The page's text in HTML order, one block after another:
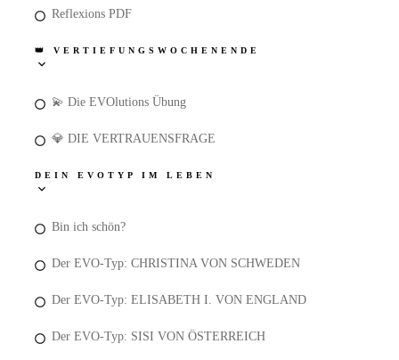
Reflexions PDF
👑 VERTIEFUNGSWOCHENENDE
💫 Die EVOlutions Übung
💎 DIE VERTRAUENSFRAGE
DEIN EVOTYP IM LEBEN
Bin ich schön?
Der EVO-Typ: CHRISTINA VON SCHWEDEN
Der EVO-Typ: ELISABETH I. VON ENGLAND
Der EVO-Typ: SISI VON ÖSTERREICH